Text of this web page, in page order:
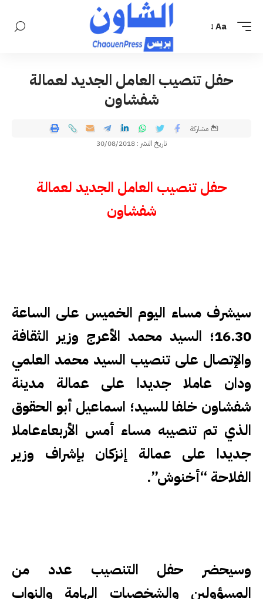
Aa
حفل تنصيب العامل الجديد لعمالة
شفشاون
تاريخ النشر : 30/08/2018
مشاركة
حفل تنصيب العامل الجديد لعمالة
شفشاون
سيشرف مساء اليوم الخميس على الساعة
16.30؛ السيد محمد الأعرج وزير الثقافة
والإتصال على تنصيب السيد محمد العلمي
ودان عاملا جديدا على عمالة مدينة
شفشاون خلفا للسيد؛ اسماعيل أبو الحقوق
الذي تم تنصيبه مساء أمس الأربعاءعاملا
جديدا على عمالة إنزكان بإشراف وزير
الفلاحة “أخنوش”.
وسيحضر حفل التنصيب عدد من
المسؤولين والشخصيات الهامة والنواب